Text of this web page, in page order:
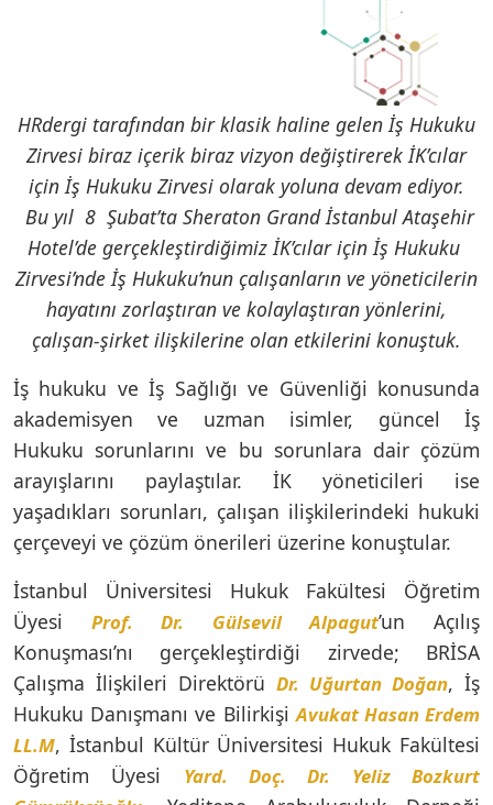
HRdergi tarafından bir klasik haline gelen İş Hukuku
Zirvesi biraz içerik biraz vizyon değiştirerek İK’cılar
için İş Hukuku Zirvesi olarak yoluna devam ediyor.
Bu yıl 8 Şubat’ta Sheraton Grand İstanbul Ataşehir
Hotel’de gerçekleştirdiğimiz İK’cılar için İş Hukuku
Zirvesi’nde İş Hukuku’nun çalışanların ve yöneticilerin
hayatını zorlaştıran ve kolaylaştıran yönlerini,
çalışan-şirket ilişkilerine olan etkilerini konuştuk.
İş hukuku ve İş Sağlığı ve Güvenliği konusunda
akademisyen ve uzman isimler, güncel İş
Hukuku sorunlarını ve bu sorunlara dair çözüm
arayışlarını paylaştılar. İK yöneticileri ise
yaşadıkları sorunları, çalışan ilişkilerindeki hukuki
çerçeveyi ve çözüm önerileri üzerine konuştular.
İstanbul Üniversitesi Hukuk Fakültesi Öğretim
ÜyesiProf. Dr. Gülsevil Alpagut’un Açılış
Konuşması’nı gerçekleştirdiği zirvede; BRİSA
Çalışma İlişkileri Direktörü Dr. Uğurtan Doğan, İş
Hukuku Danışmanı ve BilirkişiAvukat Hasan Erdem
LL.M, İstanbul Kültür Üniversitesi Hukuk Fakültesi
Öğretim Üyesi Yard. Doç. Dr. Yeliz Bozkurt